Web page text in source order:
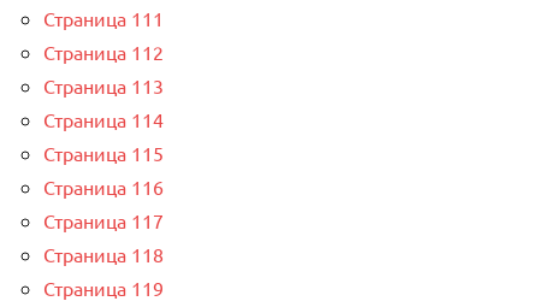
Страница 111
Страница 112
Страница 113
Страница 114
Страница 115
Страница 116
Страница 117
Страница 118
Страница 119